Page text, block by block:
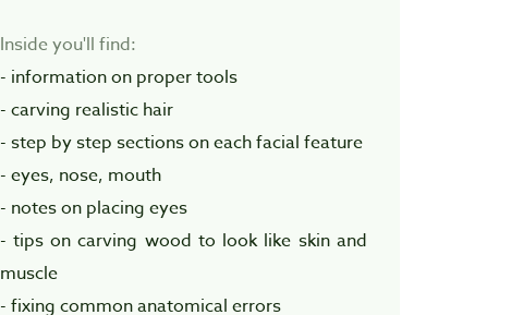
Inside you'll find:
- information on proper tools
- carving realistic hair
- step by step sections on each facial feature
- eyes, nose, mouth
- notes on placing eyes
- tips on carving wood to look like skin and
muscle
- fixing common anatomical errors